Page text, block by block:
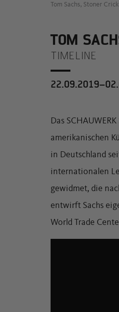
Tom Sachs, Stoner
TOM
TIMELINE
Das
amerikanischen
in Deutschland
internationalen
gewidmet, die
entwirft Sachs
World Trade